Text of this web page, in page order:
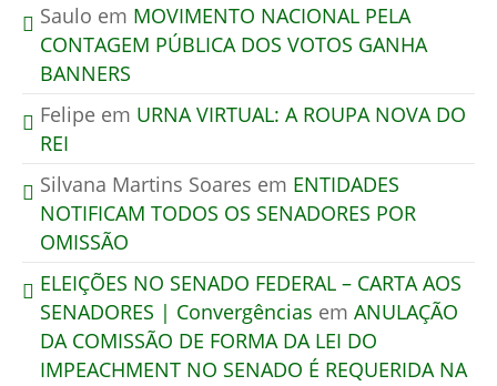
Saulo em MOVIMENTO NACIONAL PELA
CONTAGEM PÚBLICA DOS VOTOS GANHA
BANNERS
Felipe em URNA VIRTUAL: A ROUPA NOVA DO
REI
Silvana Martins Soares em ENTIDADES
NOTIFICAM TODOS OS SENADORES POR
OMISSÃO
ELEIÇÕES NO SENADO FEDERAL – CARTA AOS
SENADORES | Convergências em ANULAÇÃO
DA COMISSÃO DE FORMA DA LEI DO
IMPEACHMENT NO SENADO É REQUERIDA NA